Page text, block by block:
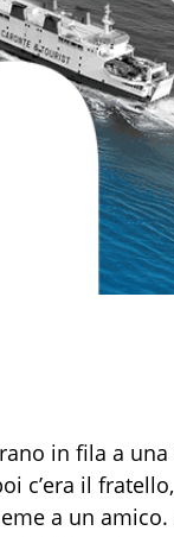
in fila a
c’era il
a un